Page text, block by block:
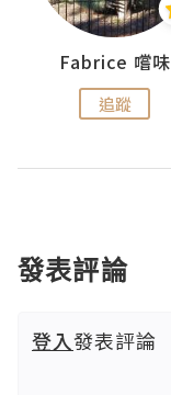
Fabrice 嚐味
追蹤
發表評論
登入發表評論